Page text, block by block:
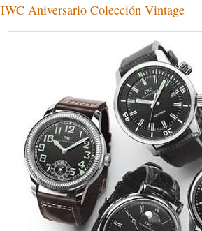
IWC Aniversario Colección Vintage